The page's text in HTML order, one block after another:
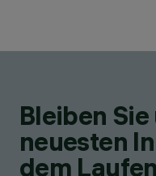
Bleiben
neuesten
dem